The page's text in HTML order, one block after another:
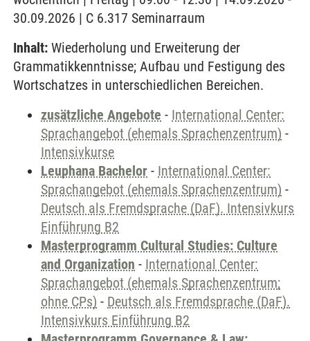
30.09.2026 | C 6.317 Seminarraum
Inhalt: Wiederholung und Erweiterung der
Grammatikkenntnisse; Aufbau und Festigung des
Wortschatzes in unterschiedlichen Bereichen.
zusätzliche Angebote - International Center:
Sprachangebot (ehemals Sprachenzentrum) -
Intensivkurse
Leuphana Bachelor - International Center:
Sprachangebot (ehemals Sprachenzentrum) -
Deutsch als Fremdsprache (DaF). Intensivkurs
Einführung B2
Masterprogramm Cultural Studies: Culture
and Organization - International Center:
Sprachangebot (ehemals Sprachenzentrum;
ohne CPs) - Deutsch als Fremdsprache (DaF).
Intensivkurs Einführung B2